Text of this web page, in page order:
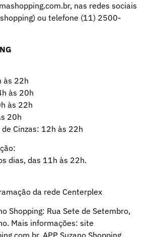
nas redes sociais
ou telefone (11) 2500-
às 22h
às 20h
às 22h
20h
Cinzas: 12h às 22h
dias, das 11h às 22h.
da rede Centerplex
Shopping: Rua Sete de Setembro,
Mais informações: site